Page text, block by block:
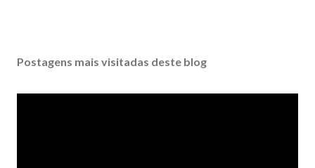
Postagens mais visitadas deste blog